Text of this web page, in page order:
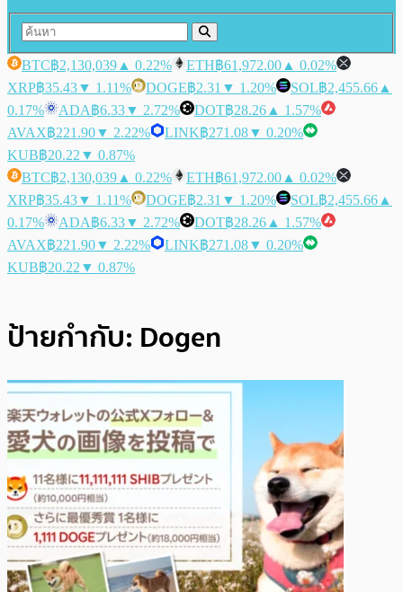
BTC฿2,130,039 ▲ 0.22% ETH฿61,972.00 ▲ 0.02%
XRP฿35.43▼ 1.11% DOGE฿2.31 ▼ 1.20% SOL฿2,455.66 ▲
0.17%
ADA฿6.33▼ 2.72% DOT฿28.26 ▲ 1.57%
AVAX฿221.90▼ 2.22% LINK฿271.08▼ 0.20%
KUB฿20.22 ▼ 0.87%
BTC฿2,130,039 ▲ 0.22% ETH฿61,972.00 ▲ 0.02%
XRP฿35.43▼ 1.11% DOGE฿2.31 ▼ 1.20% SOL฿2,455.66 ▲
0.17%
ADA฿6.33▼ 2.72% DOT฿28.26 ▲ 1.57%
AVAX฿221.90▼ 2.22% LINK฿271.08▼ 0.20%
KUB฿20.22 ▼ 0.87%
ป้ายกำกับ: Dogen